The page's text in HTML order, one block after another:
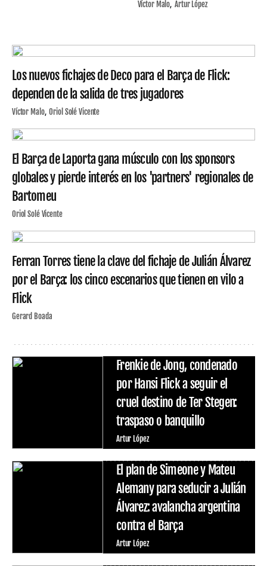
Víctor Malo Artur López
Los nuevos fichajes de Deco para el Barça de Flick:
dependen de la salida de tres jugadores
Víctor Malo Oriol Solé Vicente
El Barça de Laporta gana músculo con los sponsors
globales y pierde interés en los 'partners' regionales de
Bartomeu
Oriol Solé Vicente
Ferran Torres tiene la clave del fichaje de Julián Álvarez
por el Barça: los cinco escenarios que tienen en vilo a
Flick
Gerard Boada
Frenkie de Jong, condenado
por Hansi Flick a seguir el
cruel destino de Ter Stegen:
traspaso o banquillo
Artur López
El plan de Simeone y Mateu
Alemany para seducir a Julián
Álvarez: avalancha argentina
contra el Barça
Artur López